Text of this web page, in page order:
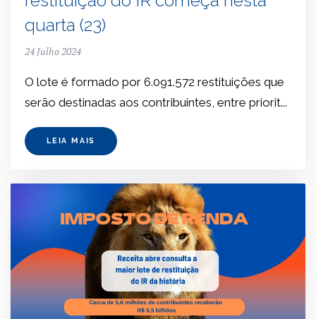
quarta (23)
24 Julho 2024
O lote é formado por 6.091.572 restituições que
serão destinadas aos contribuintes, entre priorit...
LEIA MAIS